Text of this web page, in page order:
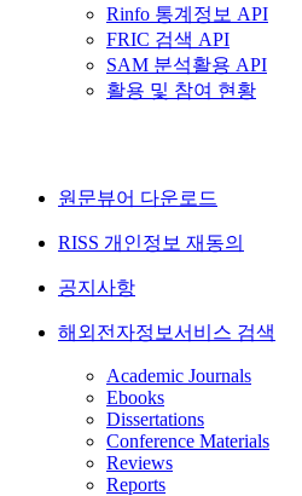
Rinfo 통계정보 API
FRIC 검색 API
SAM 분석활용 API
활용 및 참여 현황
원문뷰어 다운로드
RISS 개인정보 재동의
공지사항
해외전자정보서비스 검색
Academic Journals
Ebooks
Dissertations
Conference Materials
Reviews
Reports